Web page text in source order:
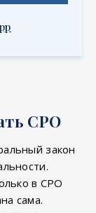
СРО
закон
в СРО
сама.